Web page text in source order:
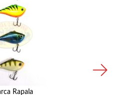
Señuelo Rippin´Rap RPR06 marca Rapala